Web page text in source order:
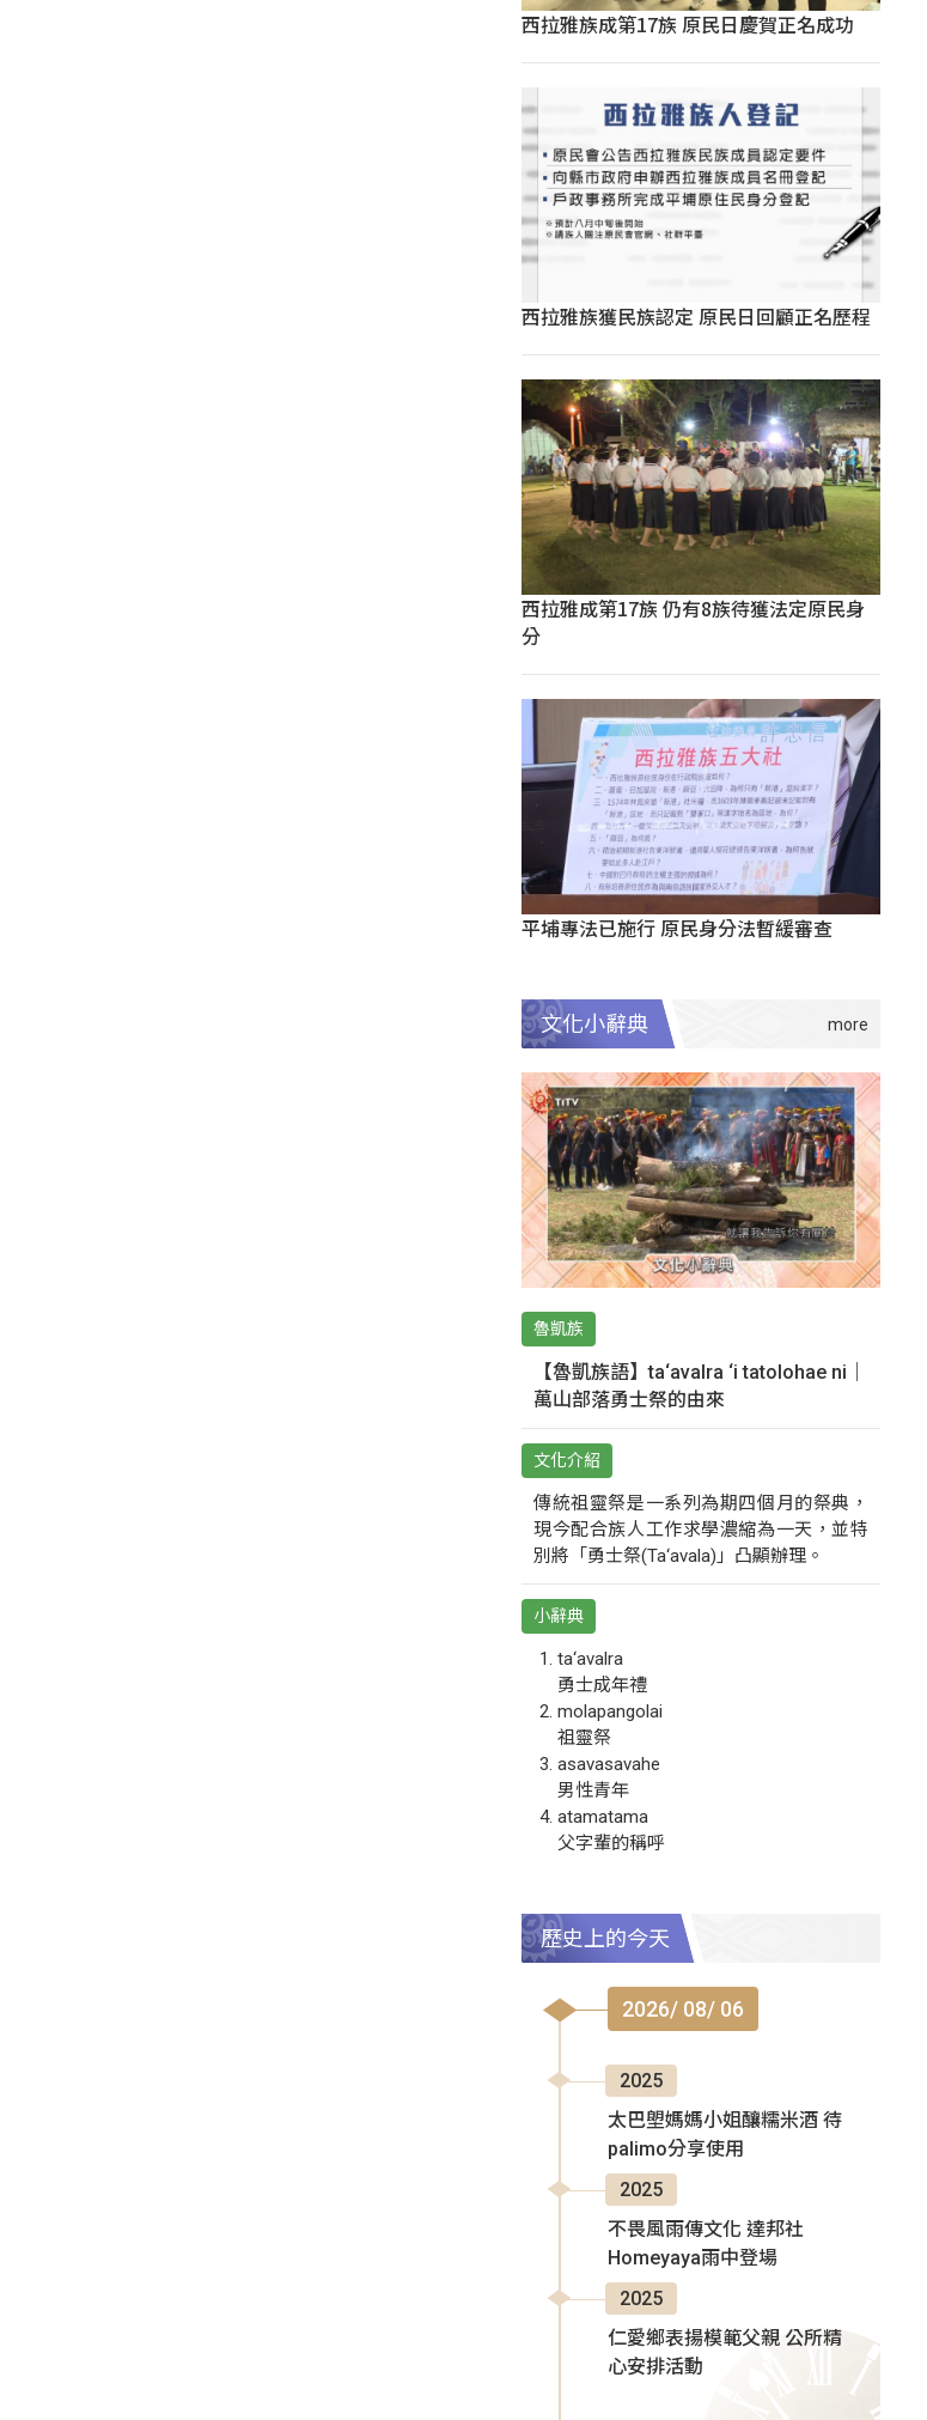
西拉雅族成第17族 原民日慶賀正名成功
西拉雅族獲民族認定 原民日回顧正名歷程
西拉雅成第17族 仍有8族待獲法定原民身
分
平埔專法已施行 原民身分法暫緩審查
文化小辭典
魯凱族
【魯凱族語】ta‘avalra ‘i tatolohae ni｜
萬山部落勇士祭的由來
文化介紹
傳統祖靈祭是一系列為期四個月的祭典，
現今配合族人工作求學濃縮為一天，並特
別將「勇士祭(Ta‘avala)」凸顯辦理。
小辭典
ta‘avalra
勇士成年禮
molapangolai
祖靈祭
asavasavahe
男性青年
atamatama
父字輩的稱呼
歷史上的今天
2026/ 08/ 06
2025
太巴塱媽媽小姐釀糯米酒 待
palimo分享使用
2025
不畏風雨傳文化 達邦社
Homeyaya雨中登場
2025
仁愛鄉表揚模範父親 公所精
心安排活動